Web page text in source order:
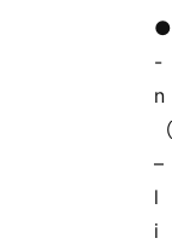
●
-
n
（
–
l
i